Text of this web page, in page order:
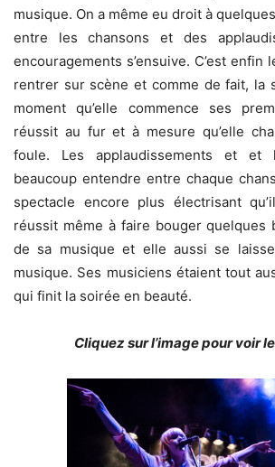
musique. On a même eu droit à
entre les chansons et des
encouragements s’ensuive. C’est enfin
rentrer sur scène et comme de fait, la
moment qu’elle commence ses
réussit au fur et à mesure qu’elle
foule. Les applaudissements et
beaucoup entendre entre chaque
spectacle encore plus électrisant
réussit même à faire bouger quelques
de sa musique et elle aussi se
musique. Ses musiciens étaient tout
qui finit la soirée en beauté.
Cliquez sur l’image pour voir